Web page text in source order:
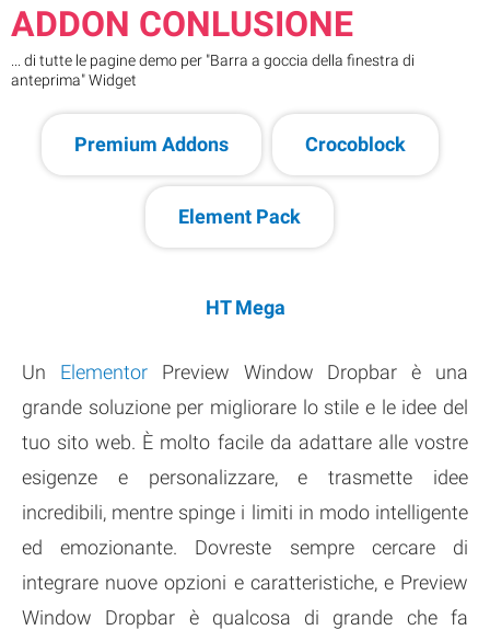
ADDON CONLUSIONE
... di tutte le pagine demo per "Barra a goccia della finestra di
anteprima" Widget
Premium Addons Crocoblock
Element Pack
HT Mega
Un ElementorPreview Window Dropbar è una
grande soluzione per migliorare lo stile e le idee del
tuo sito web. È molto facile da adattare alle vostre
esigenze e personalizzare, e trasmette idee
incredibili, mentre spinge i limiti in modo intelligente
ed emozionante. Dovreste sempre cercare di
integrare nuove opzioni e caratteristiche, e Preview
Window Dropbar è qualcosa di grande che fa